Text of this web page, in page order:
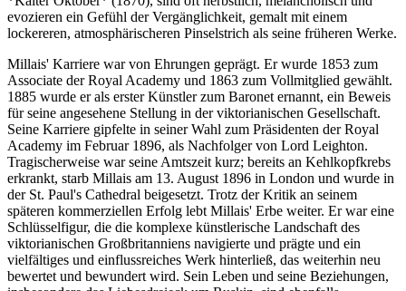
evozieren ein Gefühl der Vergänglichkeit, gemalt mit einem
lockereren, atmosphärischeren Pinselstrich als seine früheren Werke.
Millais' Karriere war von Ehrungen geprägt. Er wurde 1853 zum
Associate der Royal Academy und 1863 zum Vollmitglied gewählt.
1885 wurde er als erster Künstler zum Baronet ernannt, ein Beweis
für seine angesehene Stellung in der viktorianischen Gesellschaft.
Seine Karriere gipfelte in seiner Wahl zum Präsidenten der Royal
Academy im Februar 1896, als Nachfolger von Lord Leighton.
Tragischerweise war seine Amtszeit kurz; bereits an Kehlkopfkrebs
erkrankt, starb Millais am 13. August 1896 in London und wurde in
der St. Paul's Cathedral beigesetzt. Trotz der Kritik an seinem
späteren kommerziellen Erfolg lebt Millais' Erbe weiter. Er war eine
Schlüsselfigur, die die komplexe künstlerische Landschaft des
viktorianischen Großbritanniens navigierte und prägte und ein
vielfältiges und einflussreiches Werk hinterließ, das weiterhin neu
bewertet und bewundert wird. Sein Leben und seine Beziehungen,